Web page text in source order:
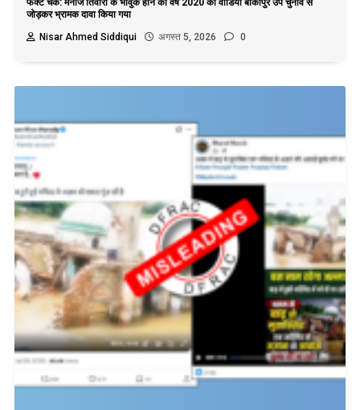
फैक्ट चेक: मनोज तिवारी के भावुक होने का वर्ष 2020 का वीडियो बांकीपुर उप चुनाव से
जोड़कर भ्रामक दावा किया गया
Nisar Ahmed Siddiqui
अगस्त 5, 2026 0